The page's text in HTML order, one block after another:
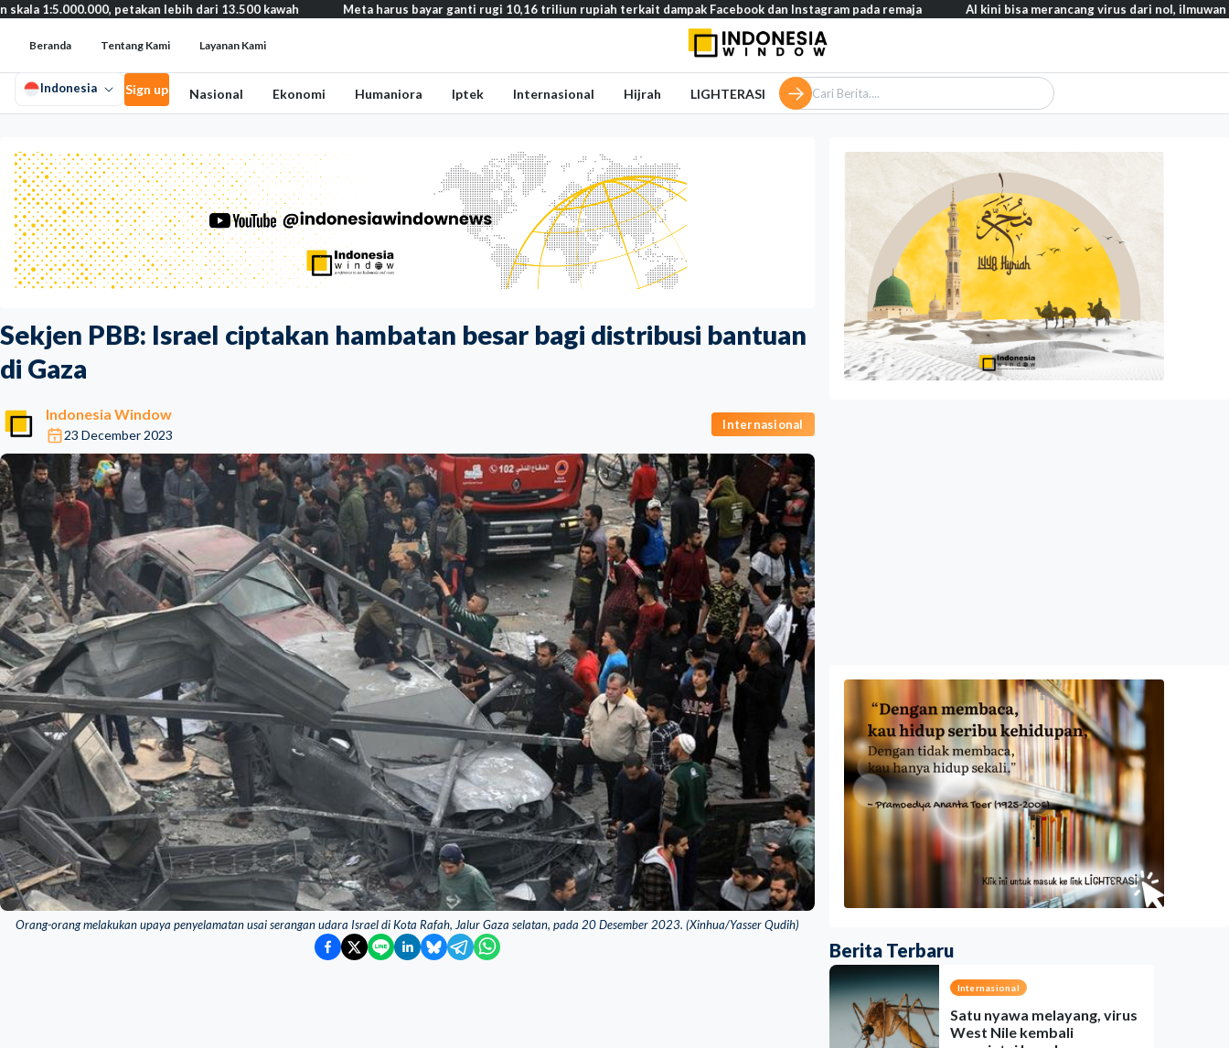
Sekjen PBB: Israel ciptakan hambatan besar bagi distribusi bantuan
di Gaza
Indonesia Window
23 December 2023
Internasional
Orang-orang melakukan upaya penyelamatan usai serangan udara Israel di Kota Rafah, Jalur Gaza selatan, pada 20 Desember 2023. (Xinhua/Yasser Qudih)
Berita Terbaru
Internasional
Satu nyawa melayang, virus
West Nile kembali
petakan lebih dari 13.500 kawah Meta harus bayar ganti rugi 10,16 triliun rupiah terkait dampak Facebook dan Instagram pada remaja AI kini bisa merancang virus dari nol, ilmuwan berhasil
Beranda Tentang Kami Layanan Kami
Indonesia Sign up Nasional Ekonomi Humaniora Iptek Internasional Hijrah LIGHTERASI